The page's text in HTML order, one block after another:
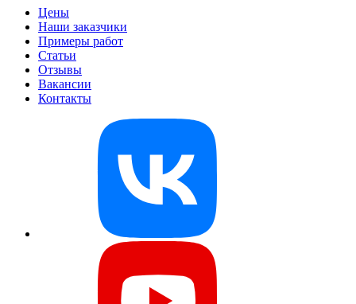
Цены
Наши заказчики
Примеры работ
Статьи
Отзывы
Вакансии
Контакты